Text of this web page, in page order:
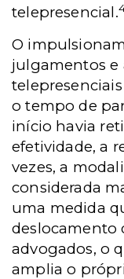
telepresencial.
O
julgamentos e
o tempo de
início havia
efetividade, a
vezes, a
considerada
uma medida
deslocamento
advogados, o
amplia o